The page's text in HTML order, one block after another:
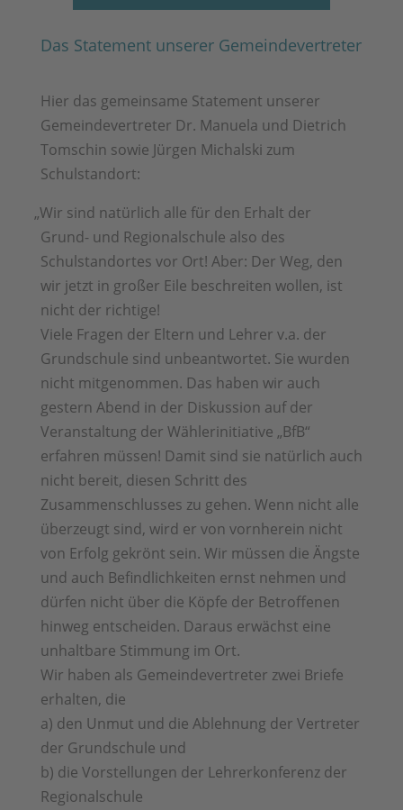
Das Statement unserer Gemeindevertreter
Hier das gemeinsame Statement unserer
Gemeindevertreter Dr. Manuela und Dietrich
Tomschin sowie Jürgen Michalski zum
Schulstandort:
„Wir sind natürlich alle für den Erhalt der
Grund- und Regionalschule also des
Schulstandortes vor Ort! Aber: Der Weg, den
wir jetzt in großer Eile beschreiten wollen, ist
nicht der richtige!
Viele Fragen der Eltern und Lehrer v.a. der
Grundschule sind unbeantwortet. Sie wurden
nicht mitgenommen. Das haben wir auch
gestern Abend in der Diskussion auf der
Veranstaltung der Wählerinitiative „BfB“
erfahren müssen! Damit sind sie natürlich auch
nicht bereit, diesen Schritt des
Zusammenschlusses zu gehen. Wenn nicht alle
überzeugt sind, wird er von vornherein nicht
von Erfolg gekrönt sein. Wir müssen die Ängste
und auch Befindlichkeiten ernst nehmen und
dürfen nicht über die Köpfe der Betroffenen
hinweg entscheiden. Daraus erwächst eine
unhaltbare Stimmung im Ort.
Wir haben als Gemeindevertreter zwei Briefe
erhalten, die
a) den Unmut und die Ablehnung der Vertreter
der Grundschule und
b) die Vorstellungen der Lehrerkonferenz der
Regionalschule